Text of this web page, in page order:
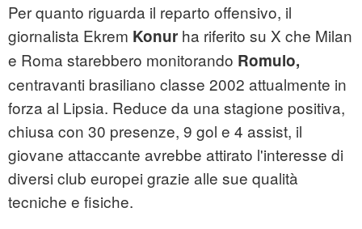
Per quanto riguarda il reparto offensivo, il
giornalista Ekrem Konur ha riferito su X che Milan
e Roma starebbero monitorando Romulo,
centravanti brasiliano classe 2002 attualmente in
forza al Lipsia. Reduce da una stagione positiva,
chiusa con 30 presenze, 9 gol e 4 assist, il
giovane attaccante avrebbe attirato l'interesse di
diversi club europei grazie alle sue qualità
tecniche e fisiche.